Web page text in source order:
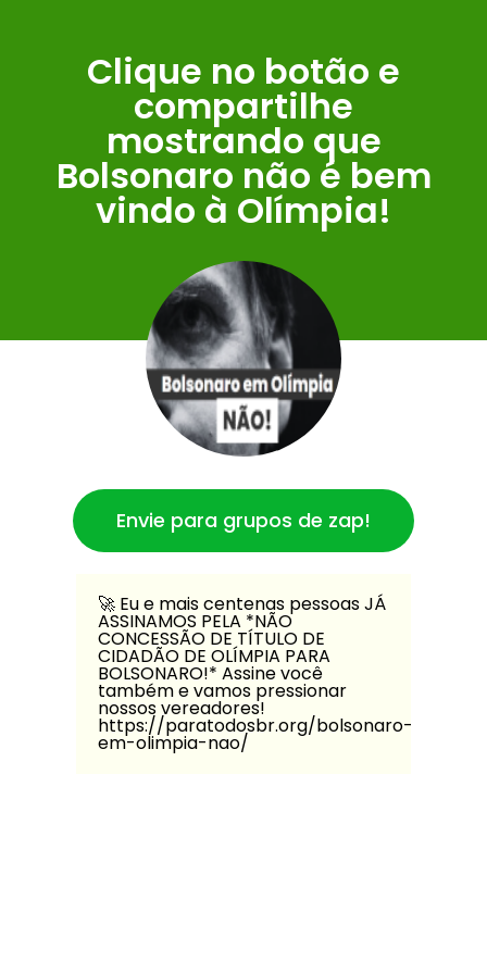
Clique no botão e
compartilhe
mostrando que
Bolsonaro não é bem
vindo à Olímpia!
Envie para grupos de zap!
🚀️ Eu e mais centenas pessoas JÁ
ASSINAMOS PELA *NÃO
CONCESSÃO DE TÍTULO DE
CIDADÃO DE OLÍMPIA PARA
BOLSONARO!* Assine você
também e vamos pressionar
nossos vereadores!
https://paratodosbr.org/bolsonaro-
em-olimpia-nao/